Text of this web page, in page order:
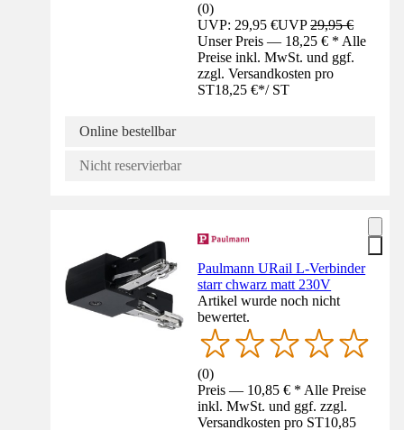
(0)
UVP: 29,95 €UVP29,95 €
Unser Preis — 18,25 € * Alle
Preise inkl. MwSt. und ggf.
zzgl. Versandkosten pro
ST18,25 €*/ ST
Online bestellbar
Nicht reservierbar
Paulmann URail L-Verbinder
starr chwarz matt 230V
Artikel wurde noch nicht
bewertet.
(0)
Preis — 10,85 € * Alle Preise
inkl. MwSt. und ggf. zzgl.
Versandkosten pro ST10,85